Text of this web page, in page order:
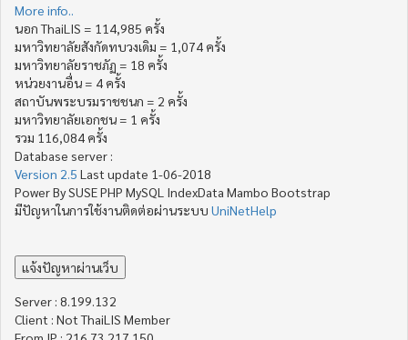
More info..
นอก ThaiLIS = 114,985 ครั้ง
มหาวิทยาลัยสังกัดทบวงเดิม = 1,074 ครั้ง
มหาวิทยาลัยราชภัฏ = 18 ครั้ง
หน่วยงานอื่น = 4 ครั้ง
สถาบันพระบรมราชชนก = 2 ครั้ง
มหาวิทยาลัยเอกชน = 1 ครั้ง
รวม 116,084 ครั้ง
Database server :
Version 2.5 Last update 1-06-2018
Power By SUSE PHP MySQL IndexData Mambo Bootstrap
มีปัญหาในการใช้งานติดต่อผ่านระบบ UniNetHelp
Server : 8.199.132
Client : Not ThaiLIS Member